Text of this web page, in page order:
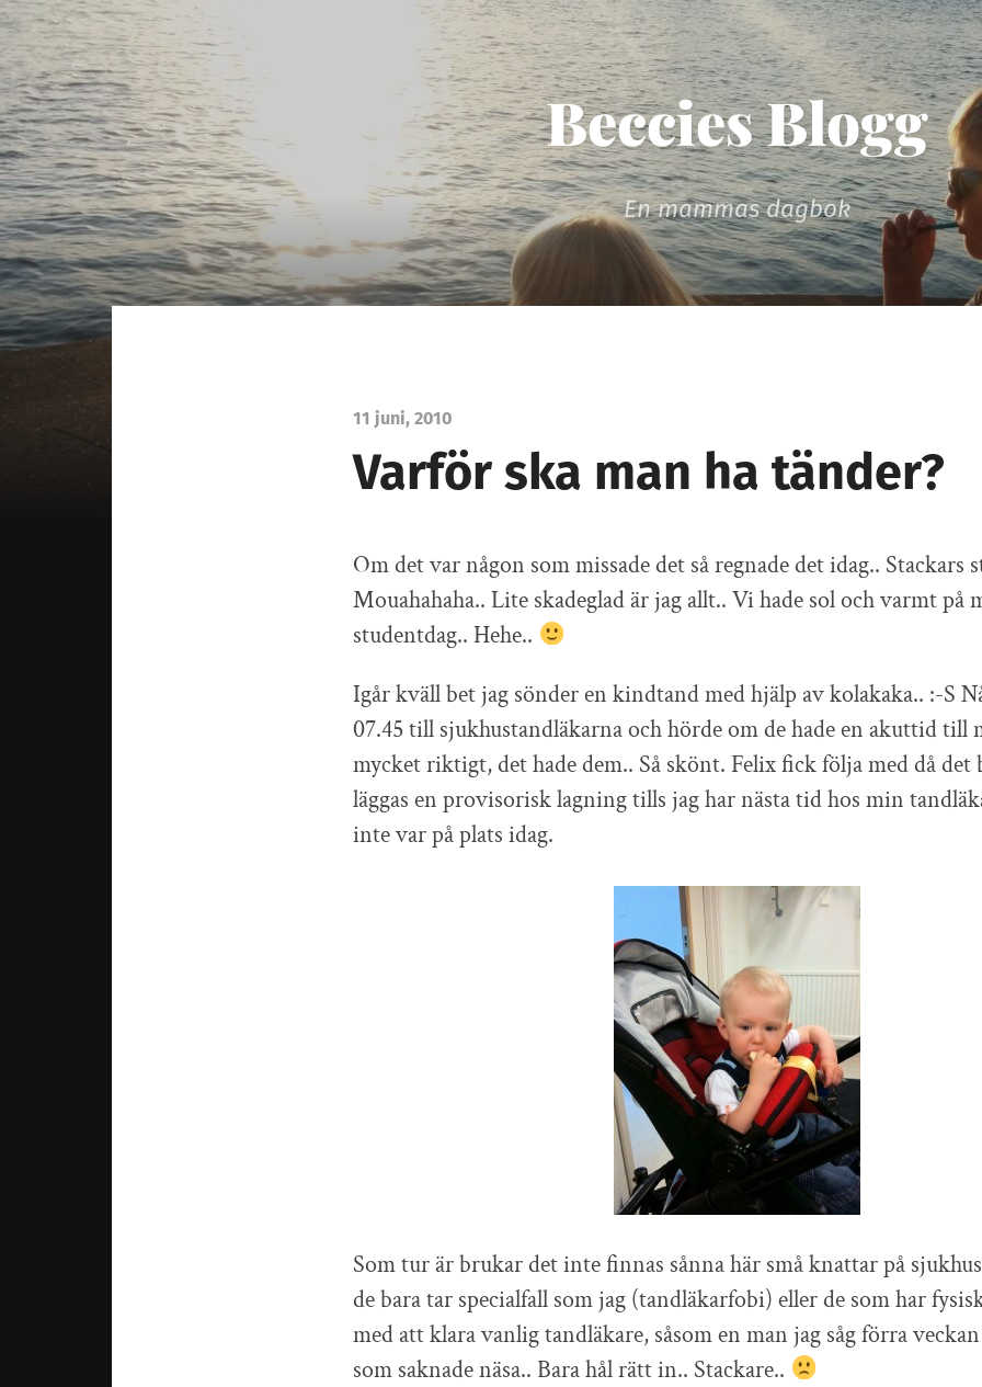
Beccies Blogg
En mammas dagbok
11 juni, 2010
Varför ska man ha tänder?
Om det var någon som missade det så regnade det idag.. Stackars
Mouahahaha.. Lite skadeglad är jag allt.. Vi hade sol och varmt på
studentdag.. Hehe..
Igår kväll bet jag sönder en kindtand med hjälp av kolakaka.. :-S
07.45 till sjukhustandläkarna och hörde om de hade en akuttid till
mycket riktigt, det hade dem.. Så skönt. Felix fick följa med då det
läggas en provisorisk lagning tills jag har nästa tid hos min
inte var på plats idag.
Som tur är brukar det inte finnas sånna här små knattar på
de bara tar specialfall som jag (tandläkarfobi) eller de som har
med att klara vanlig tandläkare, såsom en man jag såg förra
som saknade näsa.. Bara hål rätt in.. Stackare..